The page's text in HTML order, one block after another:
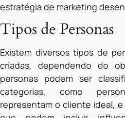
estratégia de marketing
Tipos de Personas
Existem diversos tipos de
criadas, dependendo do
personas podem ser
categorias, como
representam o cliente ideal,